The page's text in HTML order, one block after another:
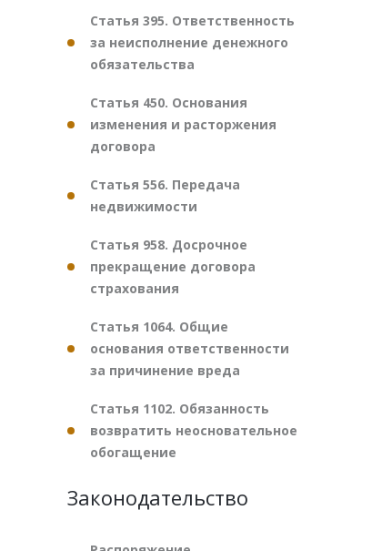
Статья 395. Ответственность
за неисполнение денежного
обязательства
Статья 450. Основания
изменения и расторжения
договора
Статья 556. Передача
недвижимости
Статья 958. Досрочное
прекращение договора
страхования
Статья 1064. Общие
основания ответственности
за причинение вреда
Статья 1102. Обязанность
возвратить неосновательное
обогащение
Законодательство